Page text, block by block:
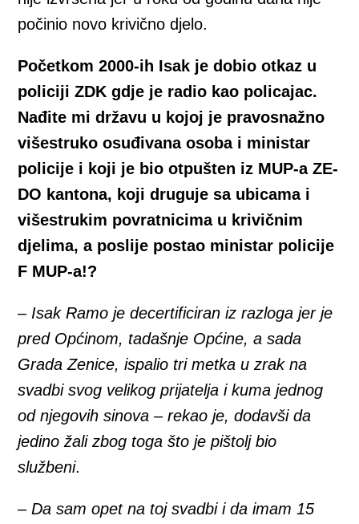
počinio novo krivično djelo.
Početkom 2000-ih Isak je dobio otkaz u
policiji ZDK gdje je radio kao policajac.
Nađite mi državu u kojoj je pravosnažno
višestruko osuđivana osoba i ministar
policije i koji je bio otpušten iz MUP-a ZE-
DO kantona, koji druguje sa ubicama i
višestrukim povratnicima u krivičnim
djelima, a poslije postao ministar policije
F MUP-a!?
– Isak Ramo je decertificiran iz razloga jer je
pred Općinom, tadašnje Općine, a sada
Grada Zenice, ispalio tri metka u zrak na
svadbi svog velikog prijatelja i kuma jednog
od njegovih sinova – rekao je, dodavši da
jedino žali zbog toga što je pištolj bio
službeni.
–Da sam opet na toj svadbi i da imam 15